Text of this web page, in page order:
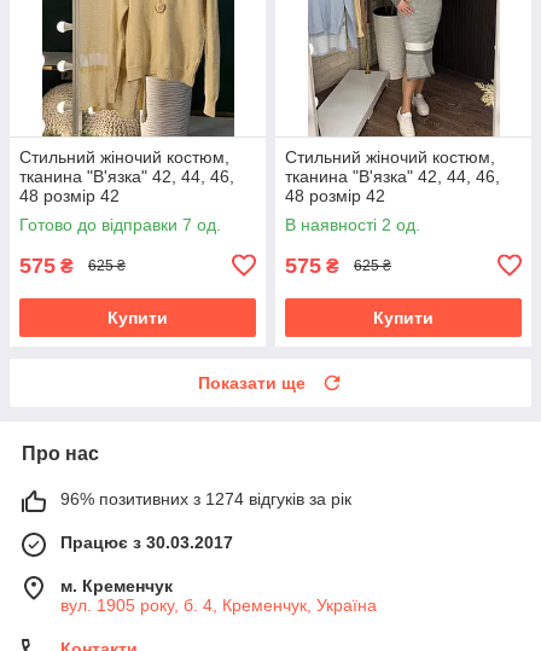
Стильний жіночий костюм,
тканина "В'язка" 42, 44, 46,
48 розмір 42
Готово до відправки 7 од.
575 ₴ 625 ₴
Купити
Стильний жіночий костюм,
тканина "В'язка" 42, 44, 46,
48 розмір 42
В наявності 2 од.
575 ₴ 625 ₴
Купити
Показати ще
Про нас
96% позитивних з 1274 відгуків за рік
Працює з 30.03.2017
м. Кременчук
вул. 1905 року, б. 4, Кременчук, Україна